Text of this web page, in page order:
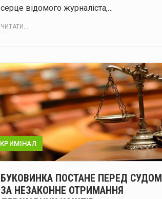
серце відомого журналіста,…
ЧИТАТИ...
КРИМІНАЛ
БУКОВИНКА ПОСТАНЕ ПЕРЕД СУДОМ
ЗА НЕЗАКОННЕ ОТРИМАННЯ